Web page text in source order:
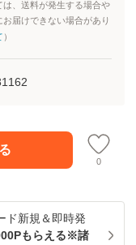
、送料が発生する場合や
届けできない場合があり
）
0
ド新規＆即時発
もらえる※諸